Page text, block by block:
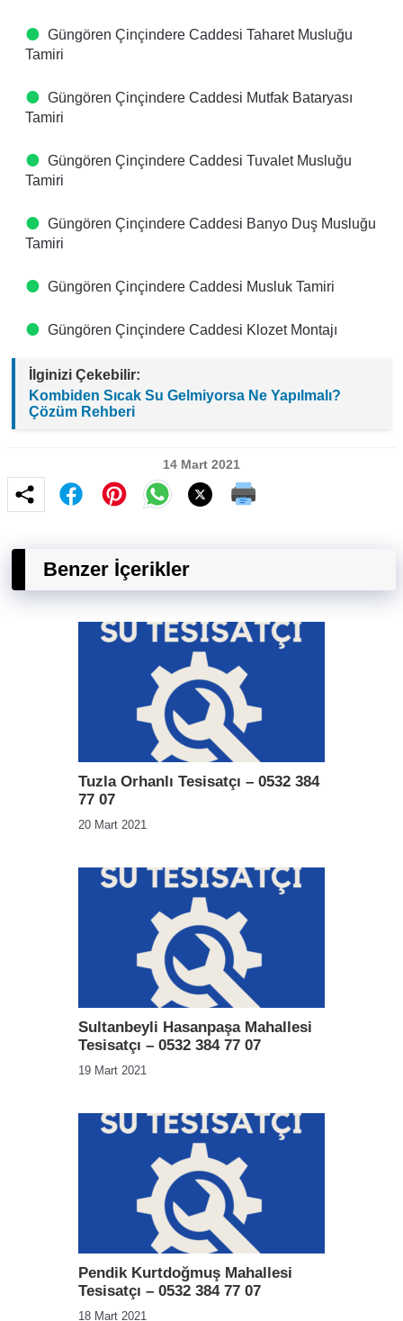
Güngören Çinçindere Caddesi Taharet Musluğu
Tamiri
Güngören Çinçindere Caddesi Mutfak Bataryası
Tamiri
Güngören Çinçindere Caddesi Tuvalet Musluğu
Tamiri
Güngören Çinçindere Caddesi Banyo Duş Musluğu
Tamiri
Güngören Çinçindere Caddesi Musluk Tamiri
Güngören Çinçindere Caddesi Klozet Montajı
İlginizi Çekebilir:
Kombiden Sıcak Su Gelmiyorsa Ne Yapılmalı?
Çözüm Rehberi
14 Mart 2021
Benzer İçerikler
Tuzla Orhanlı Tesisatçı – 0532 384
77 07
20 Mart 2021
Sultanbeyli Hasanpaşa Mahallesi
Tesisatçı – 0532 384 77 07
19 Mart 2021
Pendik Kurtdoğmuş Mahallesi
Tesisatçı – 0532 384 77 07
18 Mart 2021